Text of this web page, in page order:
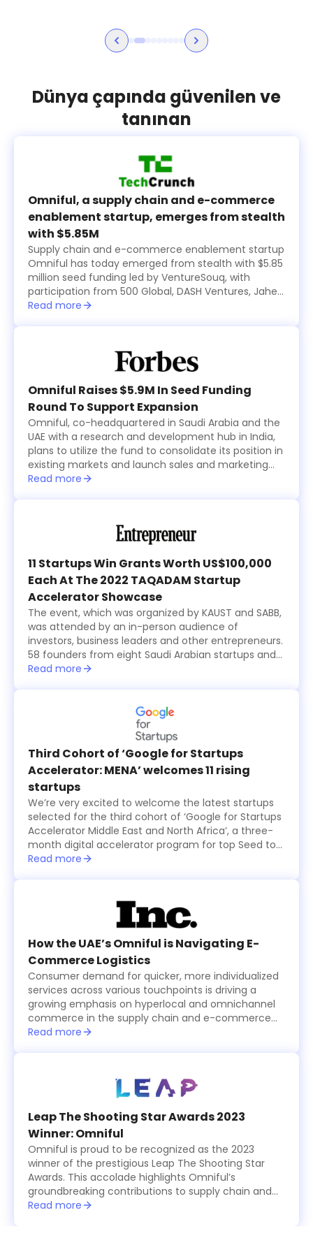
Dünya çapında güvenilen ve
tanınan
Omniful, a supply chain and e-commerce
enablement startup, emerges from stealth
with $5.85M
Supply chain and e-commerce enablement startup
Omniful has today emerged from stealth with $5.85
million seed funding led by VentureSouq, with
participation from 500 Global, DASH Ventures, Jahez
Group, SEEDRA Ventures, Bunat Ventures, Hala
Read more
Omniful Raises $5.9M In Seed Funding
Round To Support Expansion
Omniful, co-headquartered in Saudi Arabia and the
UAE with a research and development hub in India,
plans to utilize the fund to consolidate its position in
existing markets and launch sales and marketing
activities in new countries within the region while
Read more
11 Startups Win Grants Worth US$100,000
Each At The 2022 TAQADAM Startup
Accelerator Showcase
The event, which was organized by KAUST and SABB,
was attended by an in-person audience of
investors, business leaders and other entrepreneurs.
58 founders from eight Saudi Arabian startups and
15 international ones, all from the seventh cohort of
products in three-minute pitches. A global judging
panel including investors from Sukna Ventures, Falak
Investment Hub, and HALA Ventures, selected 10
final startups that received US$100,000 in funding
each, while an eleventh startup was also selected
by the online and in-person audience and was
granted $100,000 as well.
Read more
Third Cohort of ‘Google for Startups
Accelerator: MENA’ welcomes 11 rising
startups
We’re very excited to welcome the latest startups
selected for the third cohort of ‘Google for Startups
Accelerator Middle East and North Africa’, a three-
month digital accelerator program for top Seed to
Series A technology startups based in the region.
create value for users, in addition to their willingness
to use Machine Learning technology to solve
business challenges and successfully scale in the
long run.
Read more
How the UAE’s Omniful is Navigating E-
Commerce Logistics
Consumer demand for quicker, more individualized
services across various touchpoints is driving a
growing emphasis on hyperlocal and omnichannel
commerce in the supply chain and e-commerce
logistics sector, which is becoming increasingly
Read more
Leap The Shooting Star Awards 2023
Winner: Omniful
Omniful is proud to be recognized as the 2023
winner of the prestigious Leap The Shooting Star
Awards. This accolade highlights Omniful’s
groundbreaking contributions to supply chain and
logistics management, showcasing the platform’s
Read more